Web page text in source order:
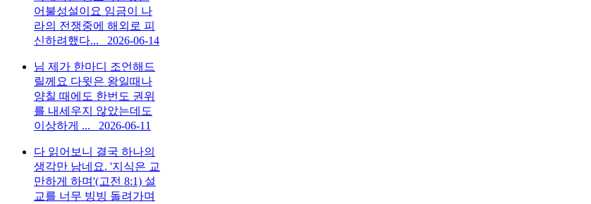
어불성설이요 임금이 나
라의 전쟁중에 해외로 피
신하려했다...
2026-06-14
님 제가 한마디 조언해드
릴께요 다윗은 왕일때나
양칠 때에도 한번도 권위
를 내세우지 않았는데도
이상하게 ...
2026-06-11
다 읽어보니 결국 하나의
생각만 남네요. '지식은 교
만하게 하며'(고전 8:1) 설
교를 너무 빙빙 돌려가며